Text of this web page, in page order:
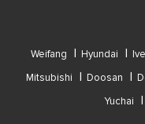
Weifang Hyundai
Mitsubishi
Doosan
Yuchai